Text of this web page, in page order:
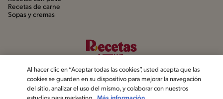
Recetas de carne
Sopas y cremas
Al hacer clic en “Aceptar todas las cookies”, usted acepta que las
cookies se guarden en su dispositivo para mejorar la navegación
del sitio, analizar el uso del mismo, y colaborar con nuestros